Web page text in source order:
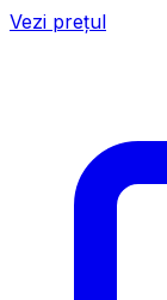
Vezi prețul